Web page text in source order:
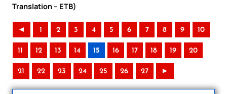
Translation – ETB)
◄ 1 2 3 4 5 6 7 8 9 10
11 12 13 14 15 16 17 18 19 20
21 22 23 24 25 26 27 ►